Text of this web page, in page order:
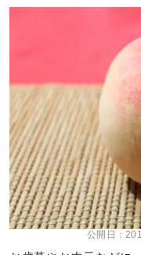
公開日：